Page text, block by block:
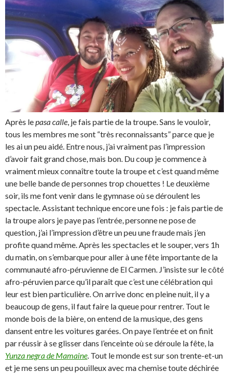
Après lepasa calle , je fais partie de la troupe. Sans le vouloir,
tous les membres me sont “très reconnaissants” parce que je
les ai un peu aidé. Entre nous, j’ai vraiment pas l’impression
d’avoir fait grand chose, mais bon. Du coup je commence à
vraiment mieux connaître toute la troupe et c’est quand même
une belle bande de personnes trop chouettes ! Le deuxième
soir, ils me font venir dans le gymnase où se déroulent les
spectacle. Assistant technique encore une fois : je fais partie de
la troupe alors je paye pas l’entrée, personne ne pose de
question, j’ai l’impression d’être un peu une fraude mais j’en
profite quand même. Après les spectacles et le souper, vers 1h
du matin, on s’embarque pour aller à une fête importante de la
communauté afro-péruvienne de El Carmen. J’insiste sur le côté
afro-péruvien parce qu’il paraît que c’est une célébration qui
leur est bien particulière. On arrive donc en pleine nuit, il y a
beaucoup de gens, il faut faire la queue pour rentrer. Tout le
monde bois de la bière, on entend de la musique, des gens
dansent entre les voitures garées. On paye l’entrée et on finit
par réussir à se glisser dans l’enceinte où se déroule la fête, la
Yunza negra de Mamaine . Tout le monde est sur son trente-et-un
et je me sens un peu pouilleux avec ma chemise toute déchirée